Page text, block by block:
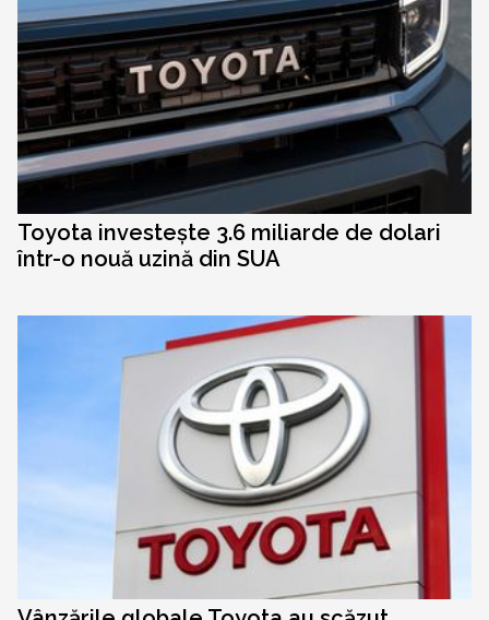
Toyota investește 3.6 miliarde de dolari
într-o nouă uzină din SUA